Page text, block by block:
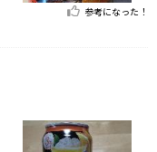
参考になった！